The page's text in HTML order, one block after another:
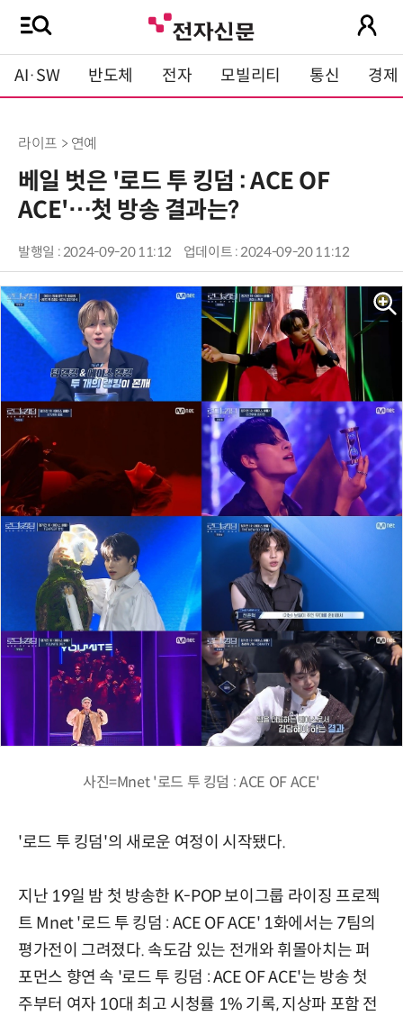
AI·SW 반도체 전자 모빌리티 통신 경제
라이프 > 연예
베일 벗은 '로드 투 킹덤 : ACE OF
ACE'…첫 방송 결과는?
발행일 : 2024-09-20 11:12 업데이트 : 2024-09-20 11:12
사진=Mnet '로드 투 킹덤 : ACE OF ACE'
'로드 투 킹덤'의 새로운 여정이 시작됐다.
지난 19일 밤 첫 방송한 K-POP 보이그룹 라이징 프로젝
트 Mnet '로드 투 킹덤 : ACE OF ACE' 1화에서는 7팀의
평가전이 그려졌다. 속도감 있는 전개와 휘몰아치는 퍼
포먼스 향연 속 '로드 투 킹덤 : ACE OF ACE'는 방송 첫
주부터 여자 10대 최고 시청률 1% 기록, 지상파 포함 전